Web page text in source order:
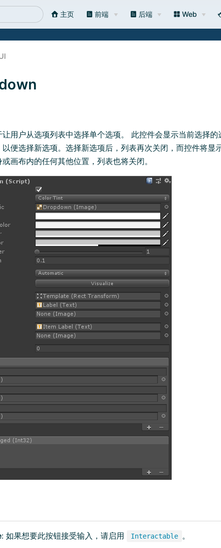
主页 前端 后端 Web
用户从选项列表中选择单个选项。 此控件会显示当前选择
便选择新选项。选择新选项后，列表再次关闭，而控件将显
画布内的任何其他位置，列表也将关闭。
: 如果想要此按钮接受输入，请启用 Interactable 。